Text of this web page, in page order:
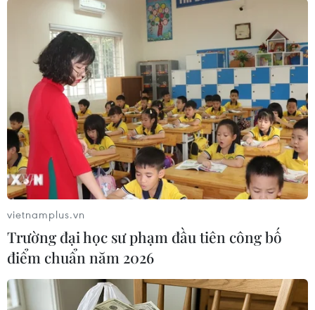
cán bộ Đoàn, Hội cụm miền núi Đông Bắc Bộ
với một số chuyên đề như những chủ trương,
chính sách của Đảng, Nhà nước về công tác dân
tộc và thực hiện chính sách dân tộc trong công
tác Đoàn và phong trào thanh niên; tình hình
tôn giáo và công tác quản lý Nhà nước đối với
hoạt động tôn giáo ở Việt Nam hiện nay; khái
quát chung tình hình tôn giáo và công tác quản
lý Nhà nước về tôn giáo…/.
(TTXVN/Vietnam+)
vietnamplus.vn
Trường đại học sư phạm đầu tiên công bố
điểm chuẩn năm 2026